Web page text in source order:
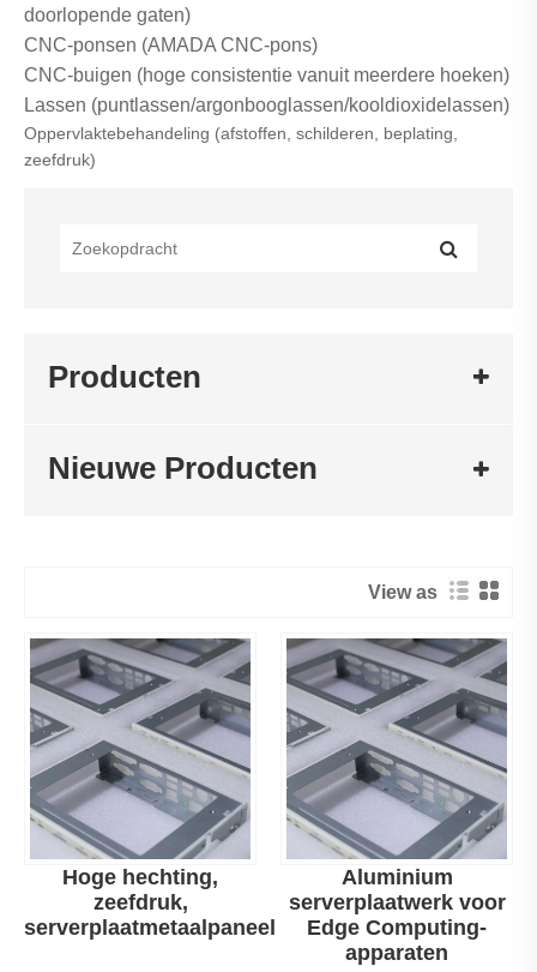
doorlopende gaten)
CNC-ponsen (AMADA CNC-pons)
CNC-buigen (hoge consistentie vanuit meerdere hoeken)
Lassen (puntlassen/argonbooglassen/kooldioxidelassen)
Oppervlaktebehandeling (afstoffen, schilderen, beplating,
zeefdruk)
Producten
Nieuwe Producten
View as
Hoge hechting,
zeefdruk,
serverplaatmetaalpaneel
Aluminium
serverplaatwerk voor
Edge Computing-
apparaten